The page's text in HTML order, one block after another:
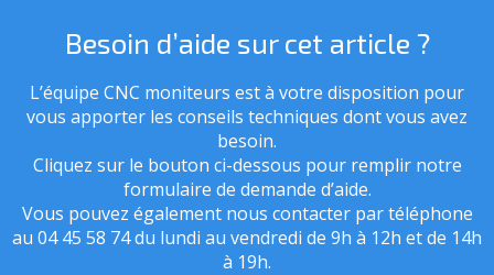
Besoin d’aide sur cet article ?
L’équipe CNC moniteurs est à votre disposition pour
vous apporter les conseils techniques dont vous avez
besoin.
Cliquez sur le bouton ci-dessous pour remplir notre
formulaire de demande d’aide.
Vous pouvez également nous contacter par téléphone
au 04 45 58 74 du lundi au vendredi de 9h à 12h et de 14h
à 19h.